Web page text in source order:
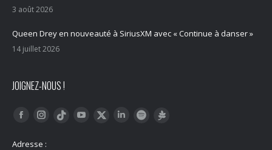
3 août 2026
Queen Drey en nouveauté à SiriusXM avec « Continue à danser »
14 juillet 2026
JOIGNEZ-NOUS !
Trouvez nous sur :
FacebookInstagram
Tiktok YouTubeTwitter LinkedInSpotify
Adresse :